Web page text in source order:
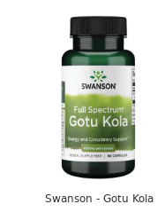
Swanson - Gotu Kola